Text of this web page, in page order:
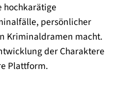
hochkarätige
persönlicher
Kriminaldramen macht.
der Charaktere
Plattform.